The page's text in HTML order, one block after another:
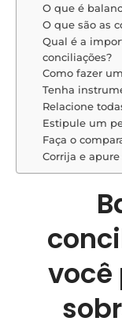
O que é
O que são as
Qual é a
conciliações?
Como fazer
Tenha
Relacione
Estipule um
Faça o
Corrija e apure
você